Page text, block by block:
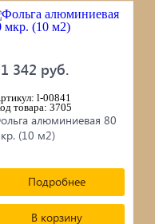
1 342 руб.
l-00841
товара: 3705
алюминиевая 80
(10 м2)
Подробнее
В корзину